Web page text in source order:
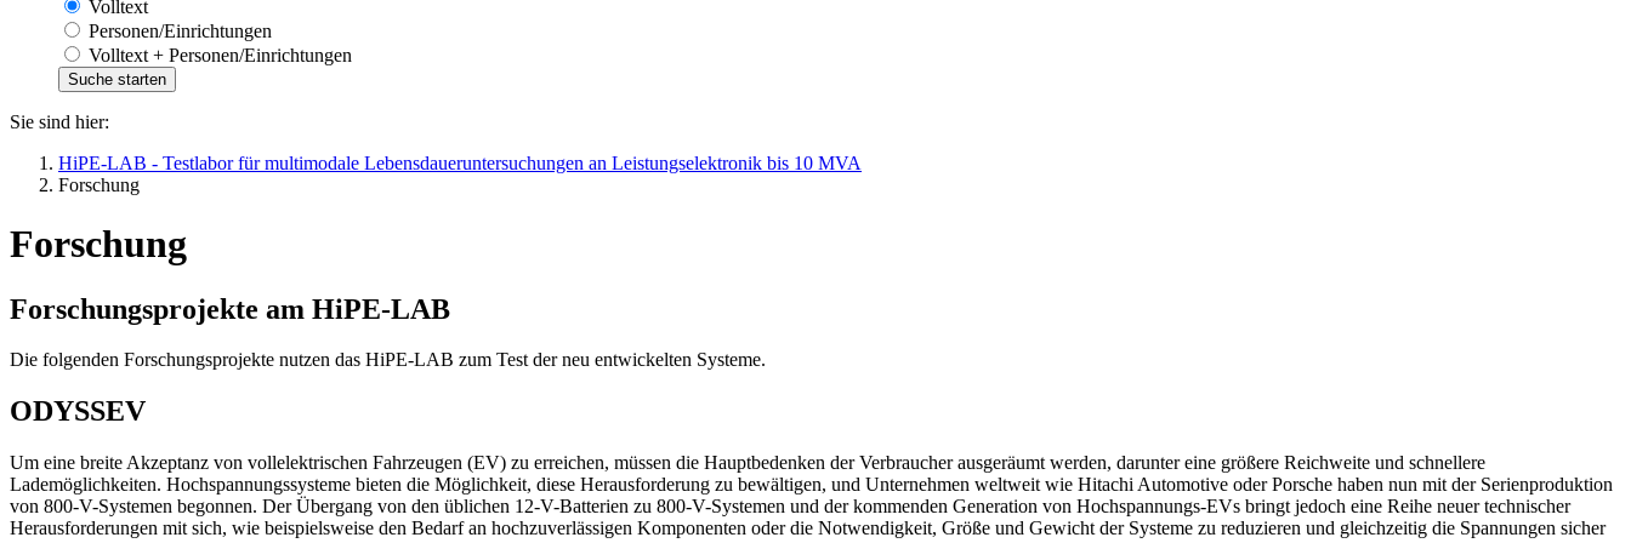
Volltext
Personen/Einrichtungen
Volltext + Personen/Einrichtungen
Sie sind hier:
HiPE-LAB - Testlabor für multimodale Lebensdaueruntersuchungen an Leistungselektronik bis 10 MVA
Forschung
Forschung
Forschungsprojekte am HiPE-LAB
Die folgenden Forschungsprojekte nutzen das HiPE-LAB zum Test der neu entwickelten Systeme.
ODYSSEV
Um eine breite Akzeptanz von vollelektrischen Fahrzeugen (EV) zu erreichen, müssen die Hauptbedenken der Verbraucher ausgeräumt werden, darunter eine größere Reichweite und schnellere
Lademöglichkeiten. Hochspannungssysteme bieten die Möglichkeit, diese Herausforderung zu bewältigen, und Unternehmen weltweit wie Hitachi Automotive oder Porsche haben nun mit der Serienproduktion
von 800-V-Systemen begonnen. Der Übergang von den üblichen 12-V-Batterien zu 800-V-Systemen und der kommenden Generation von Hochspannungs-EVs bringt jedoch eine Reihe neuer technischer
Herausforderungen mit sich, wie beispielsweise den Bedarf an hochzuverlässigen Komponenten oder die Notwendigkeit, Größe und Gewicht der Systeme zu reduzieren und gleichzeitig die Spannungen sicher